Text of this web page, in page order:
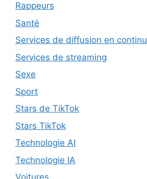
Rappeurs
Santé
Services de diffusion en continu
Services de streaming
Sexe
Sport
Stars de TikTok
Stars TikTok
Technologie AI
Technologie IA